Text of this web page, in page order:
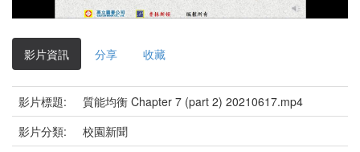
影
影片資訊 分享 收藏
影片標題:
質能均衡 Chapter 7 (part 2) 20210617.mp4
影片分類:
校園新聞